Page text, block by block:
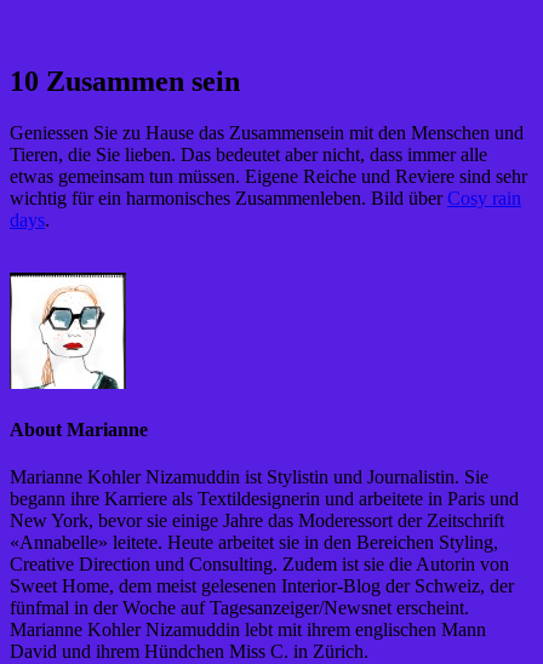
10 Zusammen sein
Geniessen Sie zu Hause das Zusammensein mit den Menschen und
Tieren, die Sie lieben. Das bedeutet aber nicht, dass immer alle
etwas gemeinsam tun müssen. Eigene Reiche und Reviere sind sehr
wichtig für ein harmonisches Zusammenleben. Bild überCosy rain
days.
About Marianne
Marianne Kohler Nizamuddin ist Stylistin und Journalistin. Sie
begann ihre Karriere als Textildesignerin und arbeitete in Paris und
New York, bevor sie einige Jahre das Moderessort der Zeitschrift
«Annabelle» leitete. Heute arbeitet sie in den Bereichen Styling,
Creative Direction und Consulting. Zudem ist sie die Autorin von
Sweet Home, dem meist gelesenen Interior-Blog der Schweiz, der
fünfmal in der Woche auf Tagesanzeiger/Newsnet erscheint.
Marianne Kohler Nizamuddin lebt mit ihrem englischen Mann
David und ihrem Hündchen Miss C. in Zürich.